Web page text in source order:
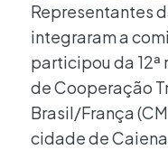
Representantes
integraram a
participou da 12ª
de Cooperação
Brasil/França
cidade de